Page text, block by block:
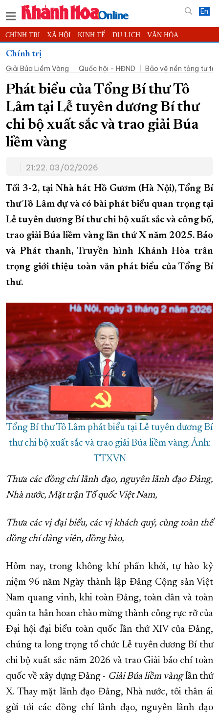
En
CHÍNH TRỊ XÃ HỘI KINH TẾ DU LỊCH VĂN HÓA
THỂ THAO
KHOA HỌC - CÔNG NGHỆ PHÁP LUẬT BẠN ĐỌC PHÓNG SỰ
THẾ GIỚI MULTIMEDIA VIDEO ĐỌC BÁO ONLINE
PODCAST THÔNG TIN - QUẢNG CÁO
QUY HOẠCH TỈNH KHÁNH HÒA
TRƯỜNG SA BIỂN ĐẢO QUÊ HƯƠNG
CHUNG TAY CẢI CÁCH HÀNH CHÍNH
XÂY DỰNG NÔNG THÔN MỚI
TÀU - XE - MÁY BAY
KỶ NIỆM 370 NĂM XÂY DỰNG VÀ PHÁT TRIỂN TỈNH KHÁNH HÒA
KHOẢNH KHẮC ĐẸP XỨ TRẦM
XÂY DỰNG KHÁNH HÒA TRỞ THÀNH THÀNH PHỐ TRỰC THUỘC
ĐẠI HỘI ĐẢNG CÁC CẤP TRANG CHỦ VỀ BÁO KHÁNH HÒA
Chính trị
Giải Búa Liềm Vàng
Quốc hội - HĐND Bảo vệ nền tảng tư
Phát biểu của Tổng Bí thư Tô
Lâm tại Lễ tuyên dương Bí thư
chi bộ xuất sắc và trao giải Búa
liềm vàng
21:22, 03/02/2026
Tối 3-2, tại Nhà hát Hồ Gươm (Hà Nội), Tổng Bí
thư Tô Lâm dự và có bài phát biểu quan trọng tại
Lễ tuyên dương Bí thư chi bộ xuất sắc và công bố,
trao giải Búa liềm vàng lần thứ X năm 2025. Báo
và Phát thanh, Truyền hình Khánh Hòa trân
trọng giới thiệu toàn văn phát biểu của Tổng Bí
thư.
Tổng Bí thư Tô Lâm phát biểu tại Lễ tuyên dương Bí
thư chi bộ xuất sắc và trao giải Búa liềm vàng. Ảnh:
TTXVN
Thưa các đồng chí lãnh đạo, nguyên lãnh đạo Đảng,
Nhà nước, Mặt trận Tổ quốc Việt Nam,
Thưa các vị đại biểu, các vị khách quý, cùng toàn thể
đồng chí đảng viên, đồng bào,
Hôm nay, trong không khí phấn khởi, tự hào kỷ
niệm 96 năm Ngày thành lập Đảng Cộng sản Việt
Nam quang vinh, khi toàn Đảng, toàn dân và toàn
quân ta hân hoan chào mừng thành công rực rỡ của
Đại hội đại biểu toàn quốc lần thứ XIV của Đảng,
chúng ta long trọng tổ chức Lễ tuyên dương Bí thư
chi bộ xuất sắc năm 2026 và trao Giải báo chí toàn
quốc về xây dựng Đảng - Giải Búa liềm vànglần thứ
X. Thay mặt lãnh đạo Đảng, Nhà nước, tôi thân ái
gửi tới các đồng chí lãnh đạo, nguyên lãnh đạo